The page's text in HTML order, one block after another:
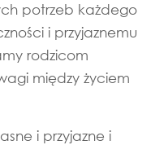
potrzeb każdego
i przyjaznemu
rodzicom
między życiem
i przyjazne i